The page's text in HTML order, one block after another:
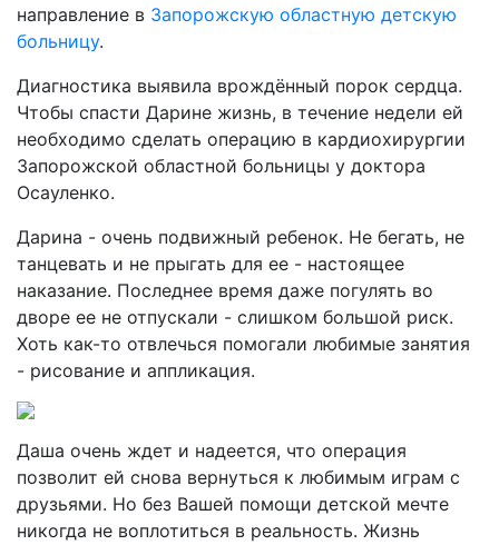
направление в Запорожскую областную детскую
больницу.
Диагностика выявила врождённый порок сердца.
Чтобы спасти Дарине жизнь, в течение недели ей
необходимо сделать операцию в кардиохирургии
Запорожской областной больницы у доктора
Осауленко.
Дарина - очень подвижный ребенок. Не бегать, не
танцевать и не прыгать для ее - настоящее
наказание. Последнее время даже погулять во
дворе ее не отпускали - слишком большой риск.
Хоть как-то отвлечься помогали любимые занятия
- рисование и аппликация.
Даша очень ждет и надеется, что операция
позволит ей снова вернуться к любимым играм с
друзьями. Но без Вашей помощи детской мечте
никогда не воплотиться в реальность. Жизнь